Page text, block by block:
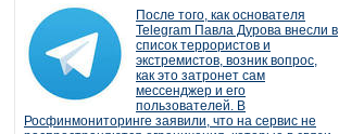
После того, как основателя
Telegram Павла Дурова внесли в
список террористов и
экстремистов, возник вопрос,
как это затронет сам
мессенджер и его
пользователей. В
Росфинмониторинге заявили, что на сервис не